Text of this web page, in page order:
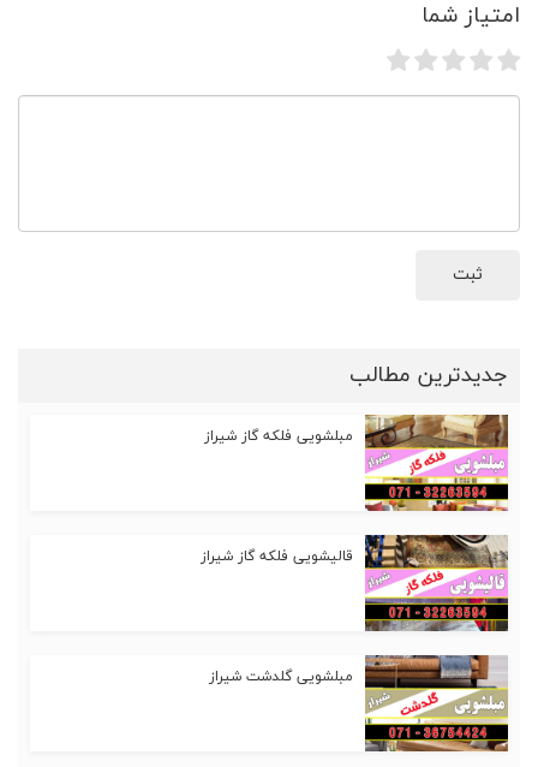
امتیاز شما
ثبت
جدیدترین مطالب
مبلشویی فلکه گاز شیراز
قالیشویی فلکه گاز شیراز
مبلشویی گلدشت شیراز